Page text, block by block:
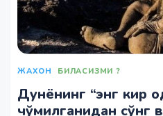
ЖАХОН БИЛАСИЗМИ ?
Дунёнинг “энг кир
чўмилганидан сўнг